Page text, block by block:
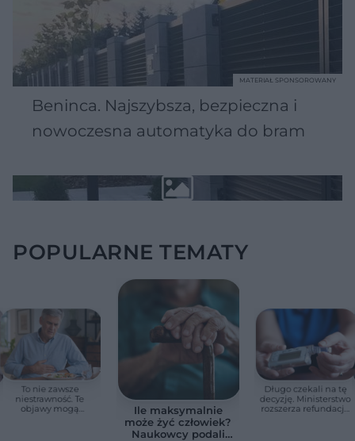
Beninca. Najszybsza, bezpieczna i
nowoczesna automatyka do bram
MATERIAŁ SPONSOROWANY
POPULARNE TEMATY
To nie zawsze
niestrawność. Te
objawy mogą
Ile maksymalnie
może żyć człowiek?
Naukowcy podali
Długo czekali na tę
decyzję. Ministerstwo
rozszerza refundację